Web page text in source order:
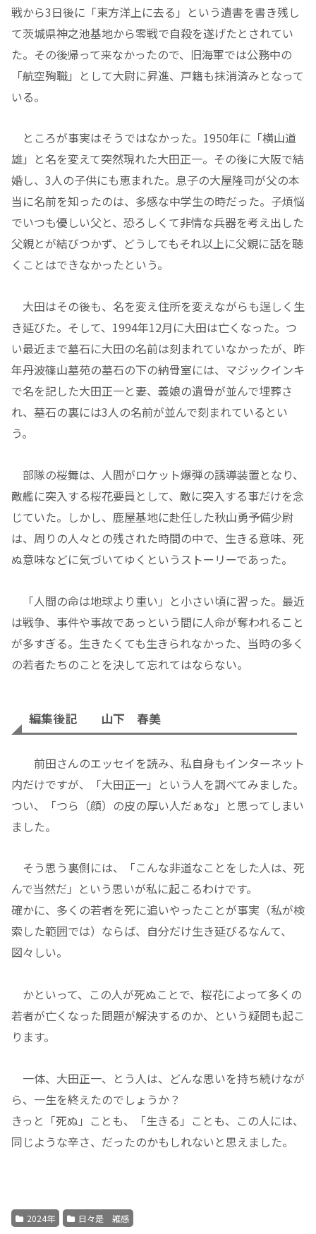
戦から3日後に「東方洋上に去る」という遺書を書き残し
て茨城県神之池基地から零戦で自殺を遂げたとされてい
た。その後帰って来なかったので、旧海軍では公務中の
「航空殉職」として大尉に昇進、戸籍も抹消済みとなって
いる。
ところが事実はそうではなかった。1950年に「横山道
雄」と名を変えて突然現れた大田正一。その後に大阪で結
婚し、3人の子供にも恵まれた。息子の大屋隆司が父の本
当に名前を知ったのは、多感な中学生の時だった。子煩悩
でいつも優しい父と、恐ろしくて非情な兵器を考え出した
父親とが結びつかず、どうしてもそれ以上に父親に話を聴
くことはできなかったという。
大田はその後も、名を変え住所を変えながらも逞しく生
き延びた。そして、1994年12月に大田は亡くなった。つ
い最近まで墓石に大田の名前は刻まれていなかったが、昨
年丹波篠山墓苑の墓石の下の納骨室には、マジックインキ
で名を記した大田正一と妻、義娘の遺骨が並んで埋葬さ
れ、墓石の裏には3人の名前が並んで刻まれているとい
う。
部隊の桜舞は、人間がロケット爆弾の誘導装置となり、
敵艦に突入する桜花要員として、敵に突入する事だけを念
じていた。しかし、鹿屋基地に赴任した秋山勇予備少尉
は、周りの人々との残された時間の中で、生きる意味、死
ぬ意味などに気づいてゆくというストーリーであった。
「人間の命は地球より重い」と小さい頃に習った。最近
は戦争、事件や事故であっという間に人命が奪われること
が多すぎる。生きたくても生きられなかった、当時の多く
の若者たちのことを決して忘れてはならない。
編集後記 山下 春美
前田さんのエッセイを読み、私自身もインターネット
内だけですが、「大田正一」という人を調べてみました。
つい、「つら（顔）の皮の厚い人だぁな」と思ってしまい
ました。
そう思う裏側には、「こんな非道なことをした人は、死
んで当然だ」という思いが私に起こるわけです。
確かに、多くの若者を死に追いやったことが事実（私が検
索した範囲では）ならば、自分だけ生き延びるなんて、
図々しい。
かといって、この人が死ぬことで、桜花によって多くの
若者が亡くなった問題が解決するのか、という疑問も起こ
ります。
一体、大田正一、とう人は、どんな思いを持ち続けなが
ら、一生を終えたのでしょうか？
きっと「死ぬ」ことも、「生きる」ことも、この人には、
同じような辛さ、だったのかもしれないと思えました。
2024年 日々是 雑感